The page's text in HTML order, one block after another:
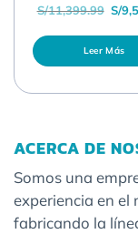
S/11,399.99 El
S/
Leer Más
S/11,629.99.
actual es: S/
ACERCA DE
Somos una
experiencia en el
fabricando la